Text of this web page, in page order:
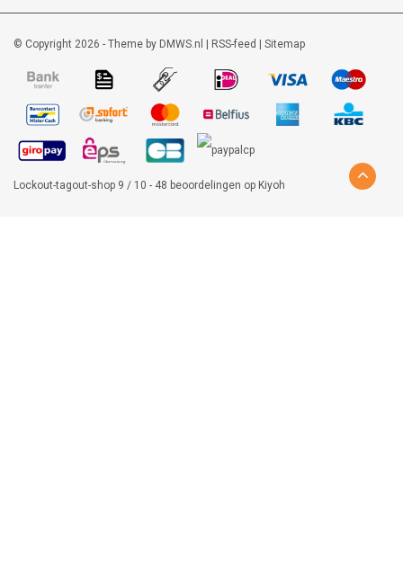
© Copyright 2026 - Theme by DMWS.nl | RSS-feed | Sitemap
Lockout-tagout-shop 9 / 10 - 48 beoordelingen op Kiyoh